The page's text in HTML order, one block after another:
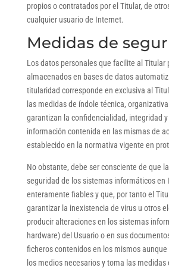
propios o contratados por el Titular, de
cualquier usuario de Internet.
Medidas de
Los datos personales que facilite al Titular
almacenados en bases de datos
titularidad corresponde en exclusiva al
las medidas de índole técnica,
garantizan la confidencialidad, integridad
información contenida en las mismas de
establecido en la normativa vigente en
No obstante, debe ser consciente de que
seguridad de los sistemas informáticos en
enteramente fiables y que, por tanto el
garantizar la inexistencia de virus u otros
producir alteraciones en los sistemas
hardware) del Usuario o en sus
ficheros contenidos en los mismos
los medios necesarios y toma las medidas